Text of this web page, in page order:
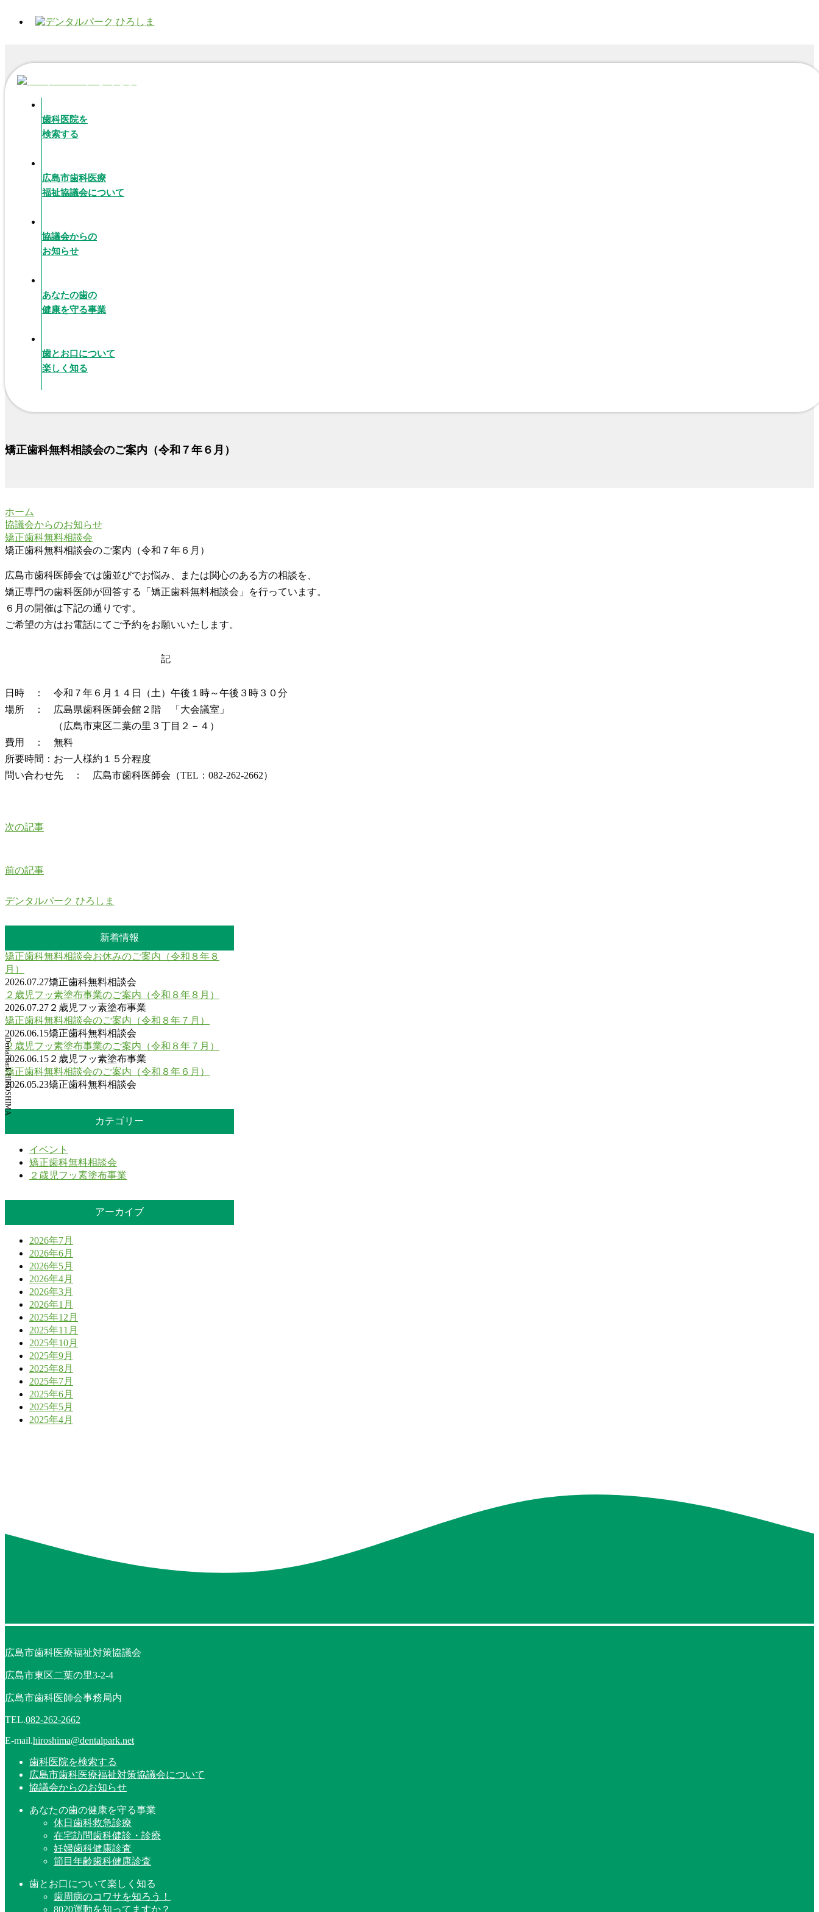
歯科医院を
検索する
広島市歯科医療
福祉協議会について
協議会からの
お知らせ
あなたの歯の
健康を守る事業
歯とお口について
楽しく知る
Dental Park HIROSHIMA
矯正歯科無料相談会のご案内（令和７年６月）
ホーム
協議会からのお知らせ
矯正歯科無料相談会
矯正歯科無料相談会のご案内（令和７年６月）
広島市歯科医師会では歯並びでお悩み、または関心のある方の相談を、
矯正専門の歯科医師が回答する「矯正歯科無料相談会」を行っています。
６月の開催は下記の通りです。
ご希望の方はお電話にてご予約をお願いいたします。
記
日時 ： 令和７年６月１４日（土）午後１時～午後３時３０分
場所 ： 広島県歯科医師会館２階 「大会議室」
（広島市東区二葉の里３丁目２－４）
費用 ： 無料
所要時間：お一人様約１５分程度
問い合わせ先 ： 広島市歯科医師会（TEL：082-262-2662）
次の記事
前の記事
デンタルパーク ひろしま
新着情報
矯正歯科無料相談会お休みのご案内（令和８年８
月）
2026.07.27矯正歯科無料相談会
２歳児フッ素塗布事業のご案内（令和８年８月）
2026.07.27 ２歳児フッ素塗布事業
矯正歯科無料相談会のご案内（令和８年７月）
2026.06.15矯正歯科無料相談会
２歳児フッ素塗布事業のご案内（令和８年７月）
2026.06.15 ２歳児フッ素塗布事業
矯正歯科無料相談会のご案内（令和８年６月）
2026.05.23矯正歯科無料相談会
カテゴリー
イベント
矯正歯科無料相談会
２歳児フッ素塗布事業
アーカイブ
2026年7月
2026年6月
2026年5月
2026年4月
2026年3月
2026年1月
2025年12月
2025年11月
2025年10月
2025年9月
2025年8月
2025年7月
2025年6月
2025年5月
2025年4月
広島市歯科医療福祉対策協議会
広島市東区二葉の里3-2-4
広島市歯科医師会事務局内
TEL.082-262-2662
E-mail.hiroshima@dentalpark.net
歯科医院を検索する
広島市歯科医療福祉対策協議会について
協議会からのお知らせ
あなたの歯の健康を守る事業
休日歯科救急診療
在宅訪問歯科健診・診療
妊婦歯科健康診査
節目年齢歯科健康診査
歯とお口について楽しく知る
歯周病のコワサを知ろう！
8020運動を知ってますか？